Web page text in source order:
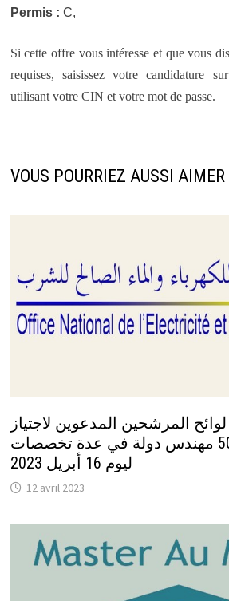
Permis : C,
Si cette offre vous intéresse et que vous
requises, saisissez votre candidature sur
utilisant votre CIN et votre mot de passe.
VOUS POURRIEZ AUSSI AIMER
المرشحين المدعوين لاجتياز
مباريات توظيف 50 مهندس دولة في عدة تخصصات
ليوم 16 أبريل 2023
12 avril 2023